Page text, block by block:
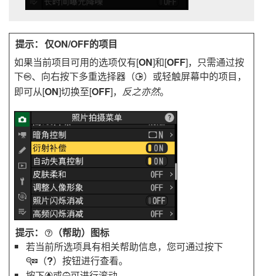
仅ON/OFF的项目
如果当前项目可用的选项仅有[ON]和[OFF]，只需通过按
下J、向右按下多重选择器（2）或轻触屏幕中的项目，
即可从[ON]切换至[OFF]， 反之亦然。
d
（帮助）图标
若当前所选项具有相关帮助信息，您可通过按下
W （Q）按钮进行查看。